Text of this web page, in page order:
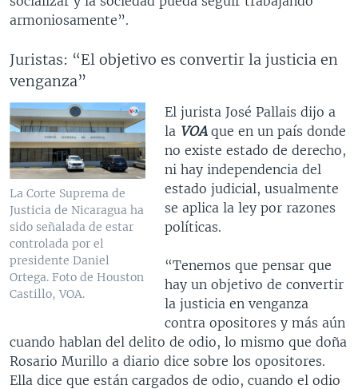
armoniosamente”.
Juristas: “El objetivo es convertir la justicia en
venganza”
La Corte Suprema de
Justicia de Nicaragua ha
sido señalada de estar
controlada por el
presidente Daniel
Ortega. Foto de Houston
Castillo, VOA.
El jurista José Pallais dijo a
la VOAque en un país donde
no existe estado de derecho,
ni hay independencia del
estado judicial, usualmente
se aplica la ley por razones
políticas.
“Tenemos que pensar que
hay un objetivo de convertir
la justicia en venganza
contra opositores y más aún
cuando hablan del delito de odio, lo mismo que doña
Rosario Murillo a diario dice sobre los opositores.
Ella dice que están cargados de odio, cuando el odio